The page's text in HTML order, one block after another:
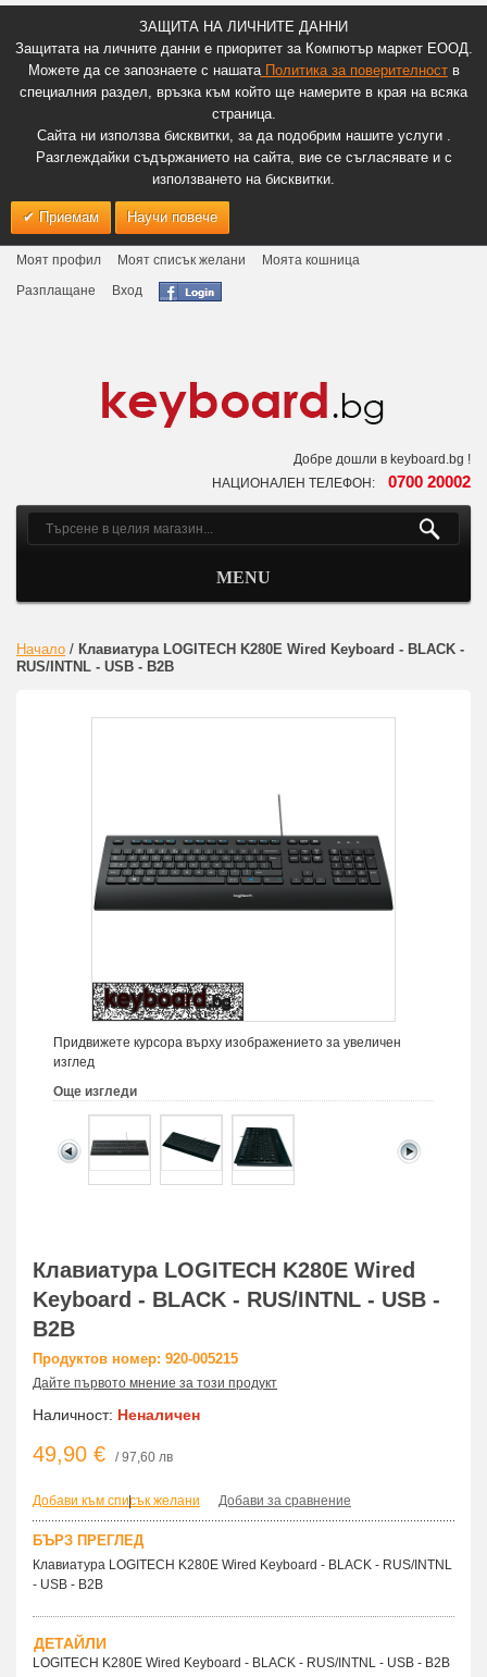
ЗАЩИТА НА ЛИЧНИТЕ ДАННИ
Защитата на личните данни е приоритет за Компютър маркет ЕООД.
Можете да се запознаете с нашатаПолитика за поверителноств
специалния раздел, връзка към който ще намерите в края на всяка
страница.
Сайта ни използва бисквитки, за да подобрим нашите услуги .
Разглеждайки съдържанието на сайта, вие се съгласявате и с
използването на бисквитки.
Приемам Научи повече
Моят профил Моят списък желани
Моята кошница
Разплащане
Вход
Добре дошли в keyboard.bg !
НАЦИОНАЛЕН ТЕЛЕФОН: 0700 20002
MENU
Начало / Клавиатура LOGITECH K280E Wired Keyboard - BLACK -
RUS/INTNL - USB - B2B
Придвижете курсора върху изображението за увеличен
изглед
Още изгледи
Клавиатура LOGITECH K280E Wired
Keyboard - BLACK - RUS/INTNL - USB -
B2B
Продуктов номер: 920-005215
Дайте първото мнение за този продукт
Наличност: Неналичен
49,90 € / 97,60 лв
Добави към списък желани
| Добави за сравнение
БЪРЗ ПРЕГЛЕД
Клавиатура LOGITECH K280E Wired Keyboard - BLACK - RUS/INTNL
- USB - B2B
ДЕТАЙЛИ
LOGITECH K280E Wired Keyboard - BLACK - RUS/INTNL - USB - B2B